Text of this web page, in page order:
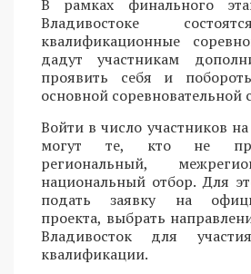
В рамках финального
Владивостоке
квалификационные
дадут участникам
проявить себя и
основной соревновательной
Войти в число участников
могут те, кто не
региональный,
национальный отбор. Для
подать заявку на
проекта, выбрать
Владивосток для
квалификации.